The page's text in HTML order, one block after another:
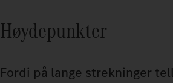
Høydepunkter
Fordi på lange strekninger